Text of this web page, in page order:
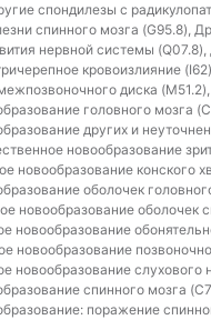
спондилезы с
спинного мозга (G95.8),
нервной системы
кровоизлияние
диска (M51.2),
головного мозга
других и
новообразование
новообразование конского
оболочек
новообразование оболочек
новообразование
новообразование
новообразование слухового
спинного мозга
поражение